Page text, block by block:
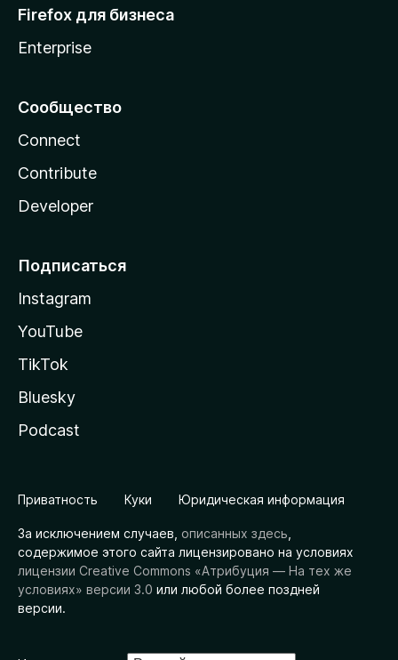
Firefox для бизнеса
Enterprise
Сообщество
Connect
Contribute
Developer
Подписаться
Instagram
YouTube
TikTok
Bluesky
Podcast
Приватность Куки Юридическая информация
За исключением случаев, описанных здесь
содержимое этого сайта лицензировано на условиях
лицензии Creative Commons «Атрибуция — На тех же
условиях» версии 3.0 или любой более поздней
версии.